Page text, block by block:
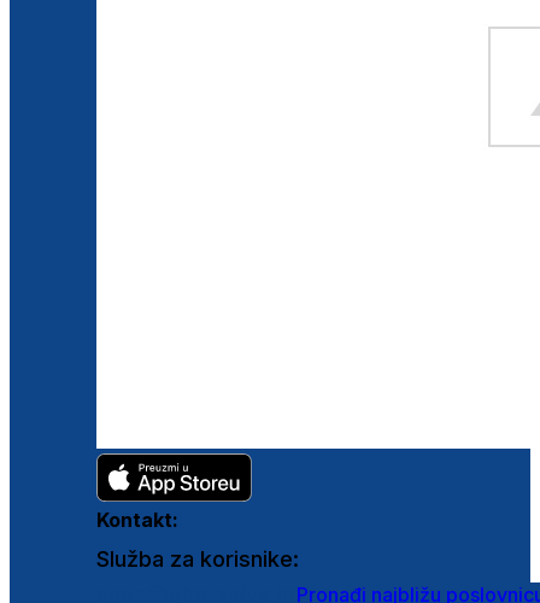
Kontakt:
Služba za korisnike:
Pronađi najbližu